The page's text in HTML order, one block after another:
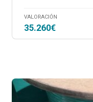
VALORACIÓN
35.260€